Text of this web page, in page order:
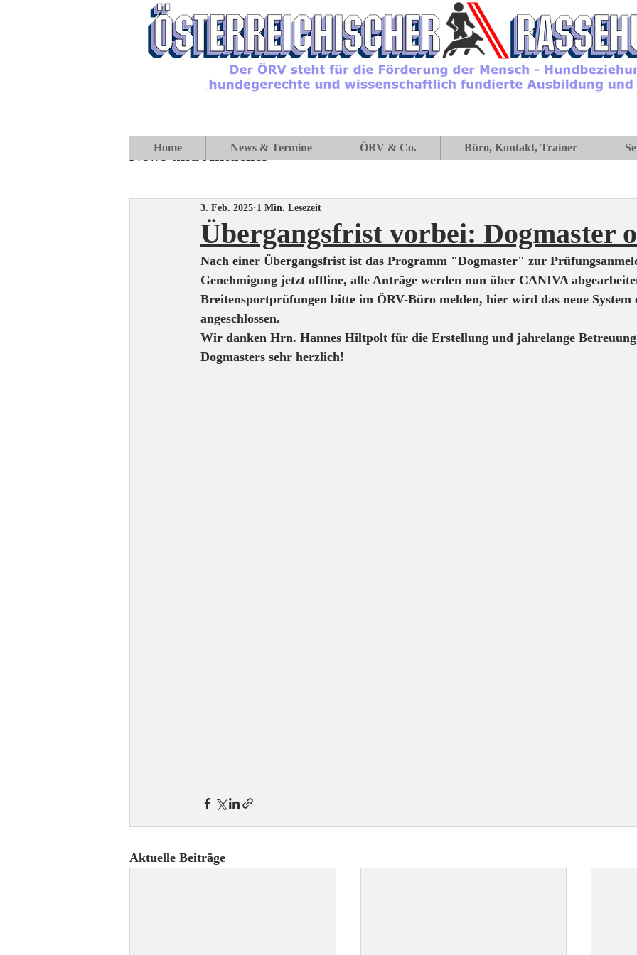
News und Aktuelles
Übergangsfrist vorbei: Dogmaster
3. Feb. 2025 1 Min. Lesezeit
Nach einer Übergangsfrist ist das Programm "Dogmaster" zur
Genehmigung jetzt offline, alle Anträge werden nun über CANIVA
Breitensportprüfungen bitte im ÖRV-Büro melden, hier wird das neue
angeschlossen.
Wir danken Hrn. Hannes Hiltpolt für die Erstellung und jahrelange
Dogmasters sehr herzlich!
Aktuelle Beiträge
Home News & Termine ÖRV & Co. Büro, Kontakt, Trainer